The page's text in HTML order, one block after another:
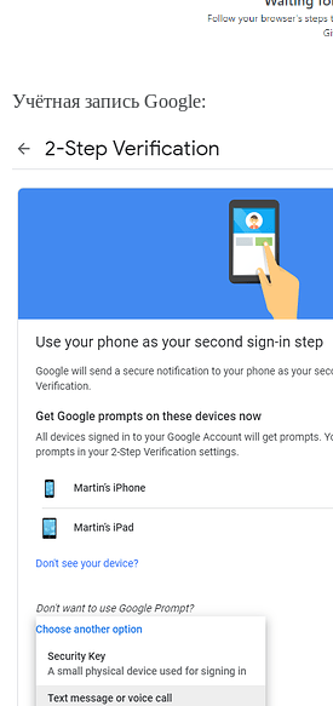
Учётная запись Google: